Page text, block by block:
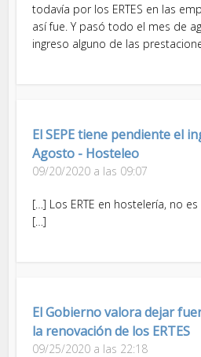
todavía por los ERTES en las
así fue. Y pasó todo el mes de
ingreso alguno de las
El SEPE tiene pendiente el
Agosto - Hosteleo
09/20/2020 a las 09:07
[…] Los ERTE en hostelería, no
[…]
El Gobierno valora dejar
la renovación de los ERTES
09/25/2020 a las 22:18